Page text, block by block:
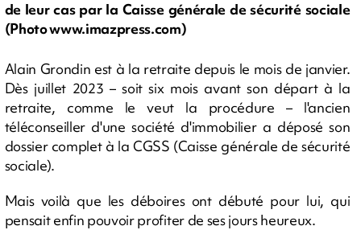
de leur cas par la Caisse générale de sécurité sociale
(Photo www.imazpress.com)
Alain Grondin est à la retraite depuis le mois de janvier.
Dès juillet 2023 – soit six mois avant son départ à la
retraite, comme le veut la procédure – l'ancien
téléconseiller d'une société d'immobilier a déposé son
dossier complet à la CGSS (Caisse générale de sécurité
sociale).
Mais voilà que les déboires ont débuté pour lui, qui
pensait enfin pouvoir profiter de ses jours heureux.